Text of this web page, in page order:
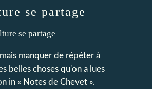
se partage
manquer de répéter à
belles choses qu'on a lues
in « Notes de Chevet ».